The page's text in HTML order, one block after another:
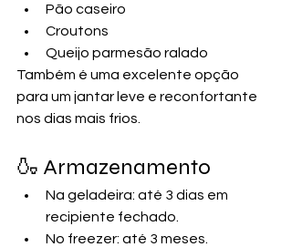
Pão caseiro
Croutons
Queijo parmesão ralado
Também é uma excelente opção
para um jantar leve e reconfortante
nos dias mais frios.
🍶 Armazenamento
Na geladeira: até 3 dias em
recipiente fechado.
No freezer: até 3 meses.